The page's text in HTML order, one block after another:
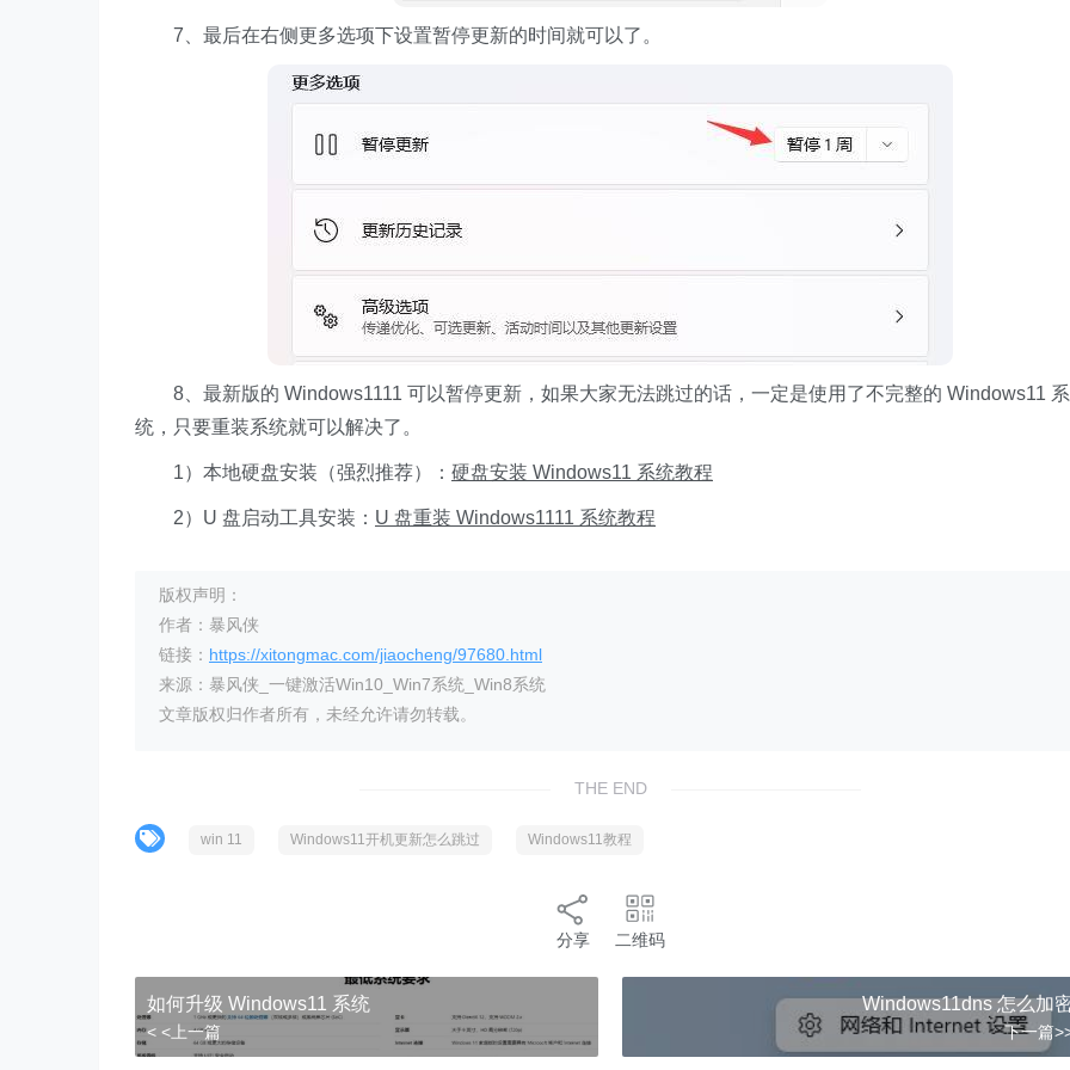
7、最后在右侧更多选项下设置暂停更新的时间就可以了。
8、最新版的 Windows1111 可以暂停更新，如果大家无法跳过的话，一定是使用了不完整的 Windows11 系
统，只要重装系统就可以解决了。
1）本地硬盘安装（强烈推荐）： 硬盘安装 Windows11 系统教程
2）U 盘启动工具安装： U 盘重装 Windows1111 系统教程
版权声明：
作者：暴风侠
链接： https://xitongmac.com/jiaocheng/97680.html
来源：暴风侠_一键激活Win10_Win7系统_Win8系统
文章版权归作者所有，未经允许请勿转载。
THE END
win 11 Windows11开机更新怎么跳过 Windows11教程
分享 二维码
如何升级 Windows11 系统
< <上一篇
Windows11dns 怎么加
下一篇